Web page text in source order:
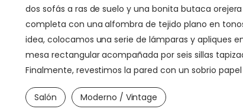
dos sofás a ras de suelo y una bonita butaca
completa con una alfombra de tejido plano en
idea, colocamos una serie de lámparas y apliques
mesa rectangular acompañada por seis sillas
Finalmente, revestimos la pared con un sobrio
Salón Moderno / Vintage